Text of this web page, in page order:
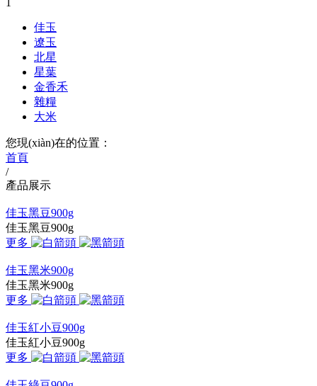
佳玉
遼玉
北星
星葉
金香禾
雜糧
大米
您現(xiàn)在的位置：
首頁
/
產品展示
佳玉黑豆900g
佳玉黑豆900g
更多
佳玉黑米900g
佳玉黑米900g
更多
佳玉紅小豆900g
佳玉紅小豆900g
更多